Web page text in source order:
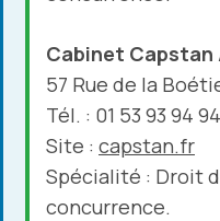
Cabinet Capstan
57 Rue de la
Tél. : 01 53 93 94 94
Site : capstan.fr
Spécialité : Droit
concurrence.